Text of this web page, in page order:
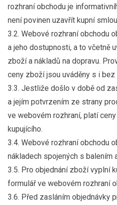
rozhraní obchodu je
není povinen uzavřít kupní
3.2. Webové rozhraní obchodu
a jeho dostupnosti, a to včetně
zboží a nákladů na dopravu.
ceny zboží jsou uváděny s i bez
3.3. Jestliže došlo v době od
a jejím potvrzením ze strany
ve webovém rozhraní, platí
kupujícího.
3.4. Webové rozhraní obchodu
nákladech spojených s balením
3.5. Pro objednání zboží vyplní
formulář ve webovém rozhraní
3.6. Před zasláním objednávky